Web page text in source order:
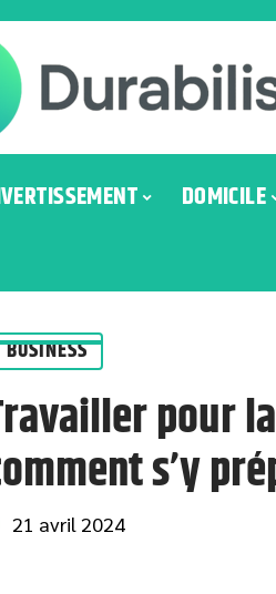
DOMICILE
BUSINESS
pour
s’y
21 avril 2024